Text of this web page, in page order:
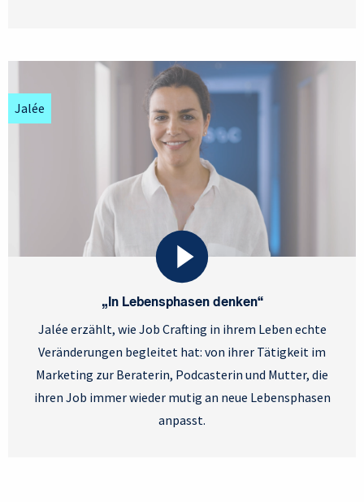
Jalée
„In Lebensphasen denken“
Jalée erzählt, wie Job Crafting in ihrem Leben echte
Veränderungen begleitet hat: von ihrer Tätigkeit im
Marketing zur Beraterin, Podcasterin und Mutter, die
ihren Job immer wieder mutig an neue Lebensphasen
anpasst.